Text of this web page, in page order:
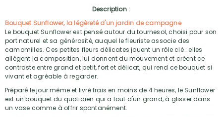
Description :
Bouquet Sunflower, la légèreté d'un jardin de campagne
Le bouquet Sunflower est pensé autour du tournesol, choisi pour son
port naturel et sa générosité, auquel le fleuriste associe des
camomilles. Ces petites fleurs délicates jouent un rôle clé : elles
allègent la composition, lui donnent du mouvement et créent ce
contraste entre grand et petit, fort et délicat, qui rend ce bouquet si
vivant et agréable à regarder.
Préparé le jour même et livré frais en moins de 4 heures, le Sunflower
est un bouquet du quotidien qui a tout d'un grand, à glisser dans
un vase comme à offrir spontanément.